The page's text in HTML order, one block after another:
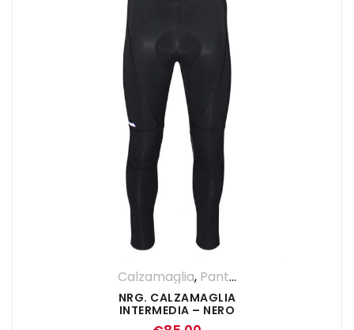
Calzamaglia, Pantaloni
NRG. CALZAMAGLIA
INTERMEDIA – NERO